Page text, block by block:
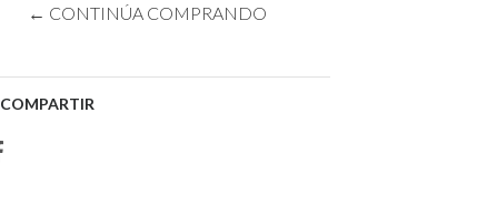
← CONTINÚA COMPRANDO
COMPARTIR